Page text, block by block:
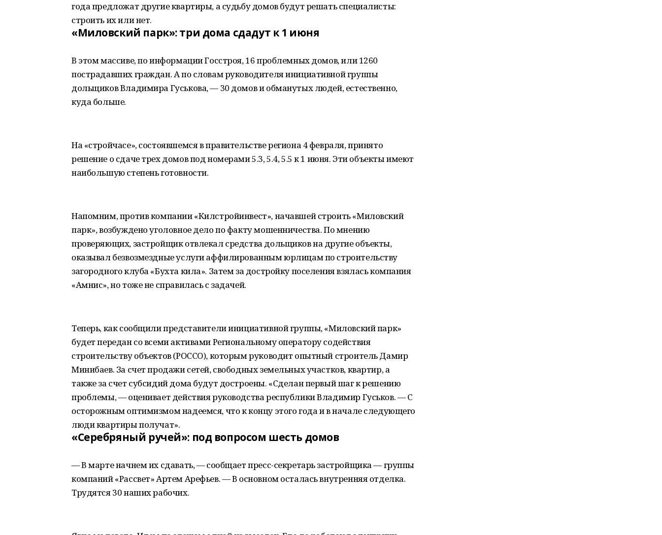
года предложат другие квартиры, а судьбу домов будут решать специалисты:
строить их или нет.
«Миловский парк»: три дома сдадут к 1 июня
В этом массиве, по информации Госстроя, 16 проблемных домов, или 1260
пострадавших граждан. А по словам руководителя инициативной группы
дольщиков Владимира Гуськова, — 30 домов и обманутых людей, естественно,
куда больше.
На «стройчасе», состоявшемся в правительстве региона 4 февраля, принято
решение о сдаче трех домов под номерами 5.3, 5.4, 5.5 к 1 июня. Эти объекты имеют
наибольшую степень готовности.
Напомним, против компании «Килстройинвест», начавшей строить «Миловский
парк», возбуждено уголовное дело по факту мошенничества. По мнению
проверяющих, застройщик отвлекал средства дольщиков на другие объекты,
оказывал безвозмездные услуги аффилированным юрлицам по строительству
загородного клуба «Бухта кила». Затем за достройку поселения взялась компания
«Амнис», но тоже не справилась с задачей.
Теперь, как сообщили представители инициативной группы, «Миловский парк»
будет передан со всеми активами Региональному оператору содействия
строительству объектов (РОССО), которым руководит опытный строитель Дамир
Минибаев. За счет продажи сетей, свободных земельных участков, квартир, а
также за счет субсидий дома будут достроены. «Сделан первый шаг к решению
проблемы, — оценивает действия руководства республики Владимир Гуськов. — С
осторожным оптимизмом надеемся, что к концу этого года и в начале следующего
люди квартиры получат».
«Серебряный ручей»: под вопросом шесть домов
— В марте начнем их сдавать, — сообщает пресс-секретарь застройщика — группы
компаний «Рассвет» Артем Арефьев. — В основном осталась внутренняя отделка.
Трудятся 30 наших рабочих.